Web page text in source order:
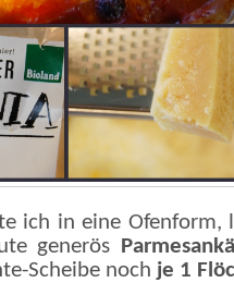
ich in eine Ofenform,
generös
Scheibe noch je 1